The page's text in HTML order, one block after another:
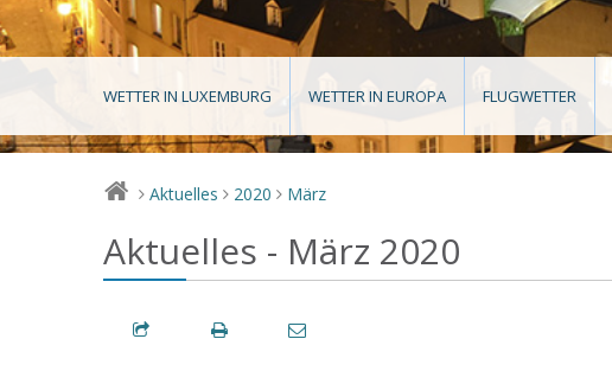
WETTER IN LUXEMBURG WETTER IN EUROPA FLUGWETTER
> Aktuelles > 2020 > März
Aktuelles - März 2020